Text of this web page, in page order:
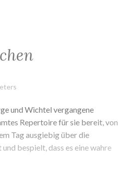
und Wichtel vergangene
Repertoire für sie bereit, von
Tag ausgiebig über die
bespielt, dass es eine wahre